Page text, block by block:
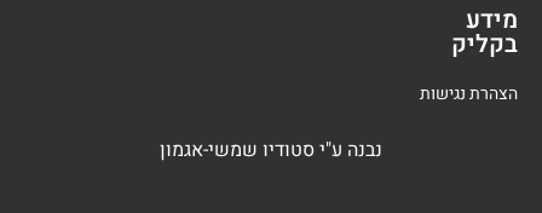
מידע
בקליק
הצהרת נגישות
נבנה ע"י סטודיו שמשי-אגמון